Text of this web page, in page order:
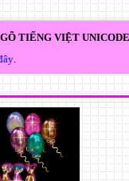
TIẾNG VIỆT UNICODE
.